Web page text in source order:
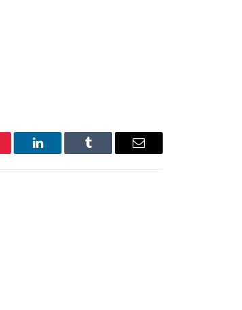
LinkedIn Tumblr
E-